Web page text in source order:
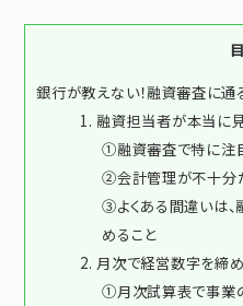
銀行が教えない！融資審査に
1. 融資担当者が本当に
①融資審査で特に注
②会計管理が不十分
③よくある間違いは
めること
2. 月次で経営数字を締
①月次試算表で事業